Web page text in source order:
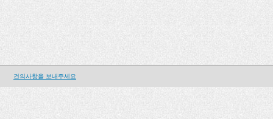
건의사항을 보내주세요